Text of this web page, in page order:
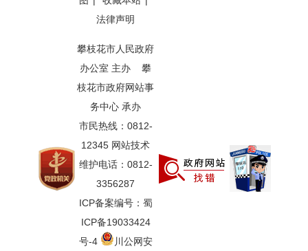
法律声明
攀枝花市人民政府
办公室 主办 攀
枝花市政府网站事
务中心 承办
市民热线：0812-
12345 网站技术
维护电话：0812-
3356287
ICP备案编号：蜀
ICP备19033424
号-4
川公网安